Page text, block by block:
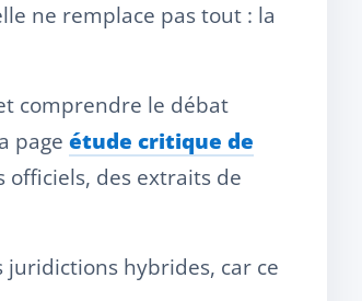
ne remplace pas tout : la
comprendre le débat
page étude critique de
officiels, des extraits de
hybrides, car ce